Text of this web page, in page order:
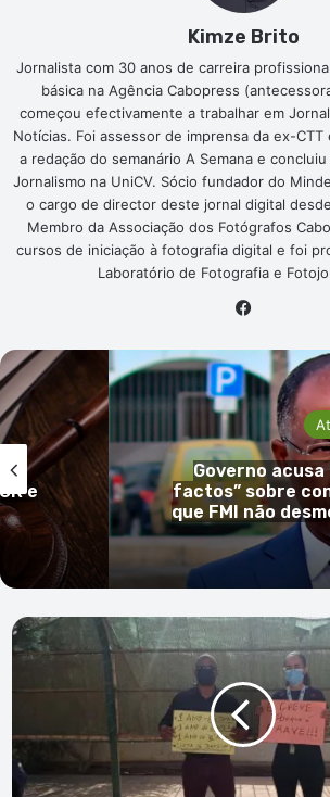
Kimze Brito
Jornalista com 30 anos de carreira
básica na Agência Cabopress
começou efectivamente a trabalhar em
Notícias. Foi assessor de imprensa da ex-
a redação do semanário A Semana e
Jornalismo na UniCV. Sócio fundador do
o cargo de director deste jornal digital
Membro da Associação dos Fotógrafos
cursos de iniciação à fotografia digital e foi
Laboratório de Fotografia e
Amadeu Oliveira
Ministério
Greve
dos
da
São
Vicente
com